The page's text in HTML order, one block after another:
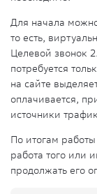
Для начала
то есть,
Целевой звонок
потребуется
на сайте
оплачивается,
источники
По итогам
работа того или
продолжать его